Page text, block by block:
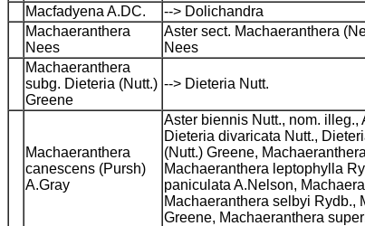
Macfadyena A.DC.
--> Dolichandra
Machaeranthera
Nees
Aster sect. Machaeranthera
Nees
Machaeranthera
subg. Dieteria (Nutt.)
Greene
--> Dieteria Nutt.
Machaeranthera
canescens (Pursh)
A.Gray
Aster biennis Nutt., nom.
Dieteria divaricata Nutt.,
(Nutt.) Greene,
Machaeranthera leptophylla
paniculata A.Nelson,
Machaeranthera selbyi Rydb.,
Greene, Machaeranthera